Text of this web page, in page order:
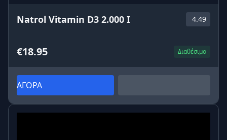
Natrol Vitamin D3 2.000 I 4.49
€18.95 Διαθέσιμο
ΑΓΟΡΑ